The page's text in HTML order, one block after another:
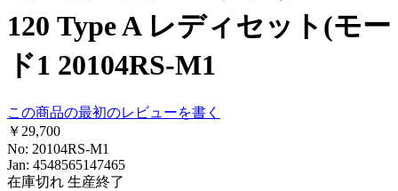
120 Type A レディセット(モー
ド1 20104RS-M1
この商品の最初のレビューを書く
￥29,700
No: 20104RS-M1
Jan: 4548565147465
在庫切れ 生産終了